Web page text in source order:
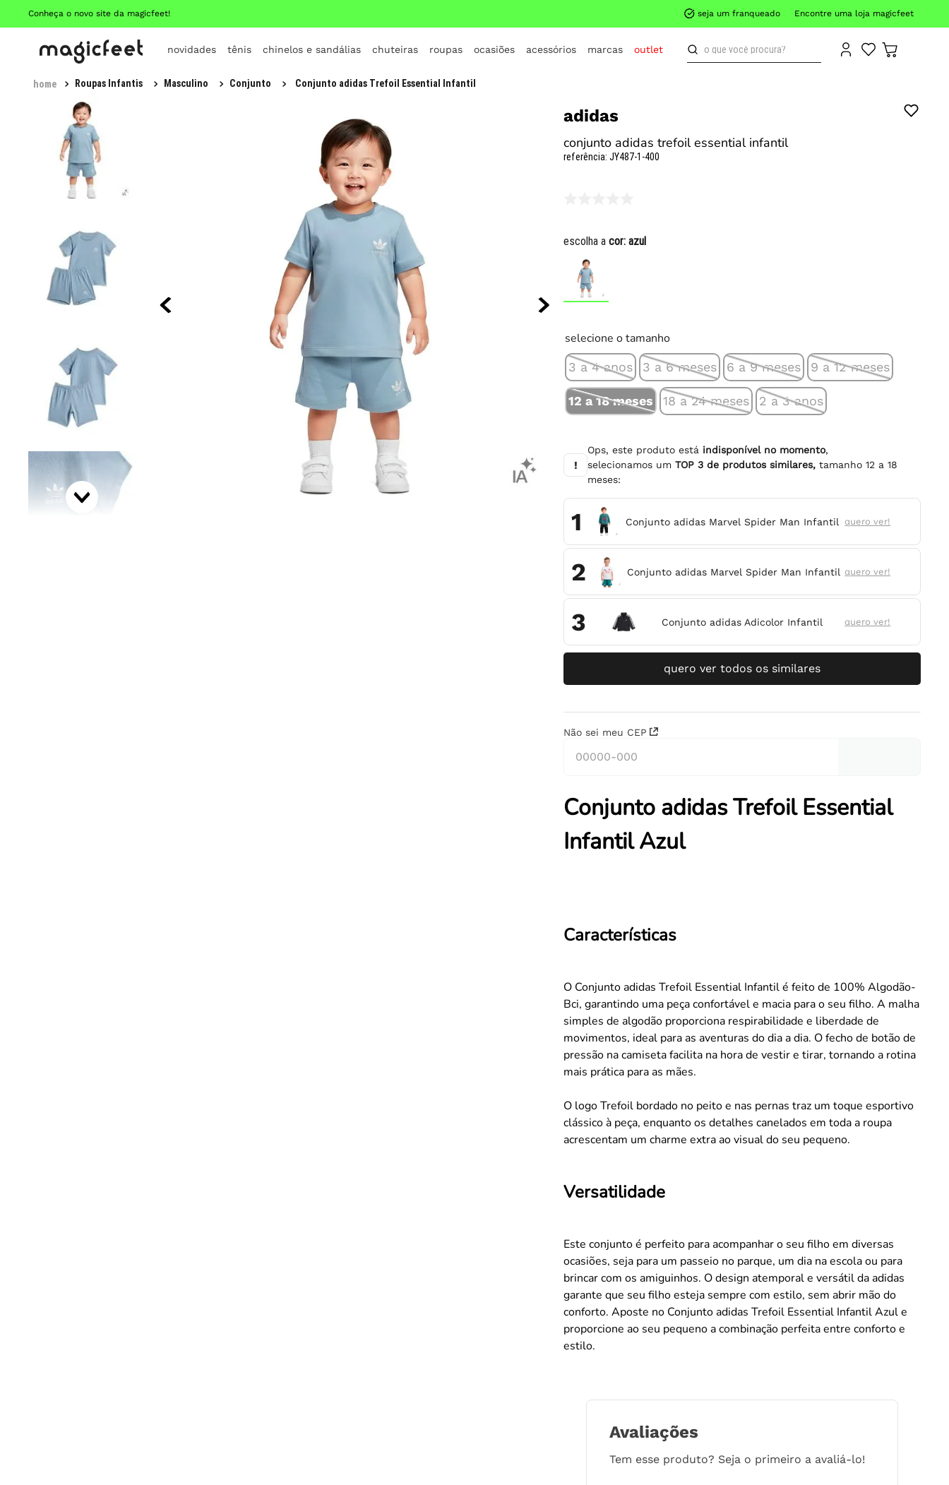
Conheça o novo site da magicfeet! seja um franqueado Encontre uma loja magicfeet
novidades tênis chinelos e sandálias chuteiras roupas ocasiões acessórios marcas outlet
o que você procura?
Roupas Infantis Masculino Conjunto Conjunto adidas Trefoil Essential Infantil
adidas
conjunto adidas trefoil essential infantil
referência:JY487-1-400
escolha acor:azul
selecione o tamanho
3 a 4 anos 3 a 6 meses 6 a 9 meses 9 a 12 meses
12 a 18 meses 18 a 24 meses 2 a 3 anos
!
Ops, este produto está indisponível no momento,
selecionamos umTOP3 de produtos similares, tamanho12 a 18
meses:
1 Conjunto adidas Marvel Spider Man Infantil quero ver!
2 Conjunto adidas Marvel Spider Man Infantil quero ver!
3 Conjunto adidas Adicolor Infantil quero ver!
quero ver todos os similares
Não sei meu CEP
Conjunto adidas Trefoil Essential
Infantil Azul
Características
O Conjunto adidas Trefoil Essential Infantil é feito de 100% Algodão-
Bci, garantindo uma peça confortável e macia para o seu filho. A malha
simples de algodão proporciona respirabilidade e liberdade de
movimentos, ideal para as aventuras do dia a dia. O fecho de botão de
pressão na camiseta facilita na hora de vestir e tirar, tornando a rotina
mais prática para as mães.
O logo Trefoil bordado no peito e nas pernas traz um toque esportivo
clássico à peça, enquanto os detalhes canelados em toda a roupa
acrescentam um charme extra ao visual do seu pequeno.
Versatilidade
Este conjunto é perfeito para acompanhar o seu filho em diversas
ocasiões, seja para um passeio no parque, um dia na escola ou para
brincar com os amiguinhos. O design atemporal e versátil da adidas
garante que seu filho esteja sempre com estilo, sem abrir mão do
conforto. Aposte no Conjunto adidas Trefoil Essential Infantil Azul e
proporcione ao seu pequeno a combinação perfeita entre conforto e
estilo.
Avaliações
Tem esse produto? Seja o primeiro a avaliá-lo!
TERMOS MAIS BUSCADOS
2º
º
adidas
4º
nike
5º
6º
all star
vans
new balance
chuteira